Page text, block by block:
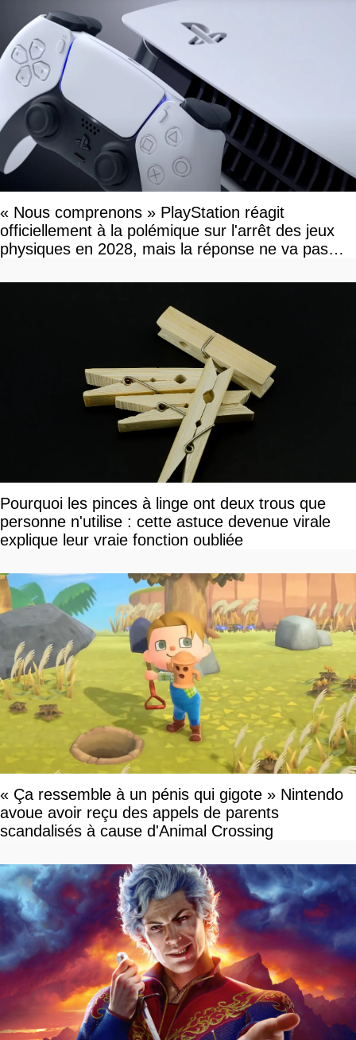
« Nous comprenons » PlayStation réagit
officiellement à la polémique sur l'arrêt des jeux
physiques en 2028, mais la réponse ne va pas
Pourquoi les pinces à linge ont deux trous que
personne n'utilise : cette astuce devenue virale
explique leur vraie fonction oubliée
« Ça ressemble à un pénis qui gigote » Nintendo
avoue avoir reçu des appels de parents
scandalisés à cause d'Animal Crossing